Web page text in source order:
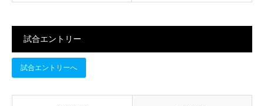
試合エントリー
試合エントリーへ